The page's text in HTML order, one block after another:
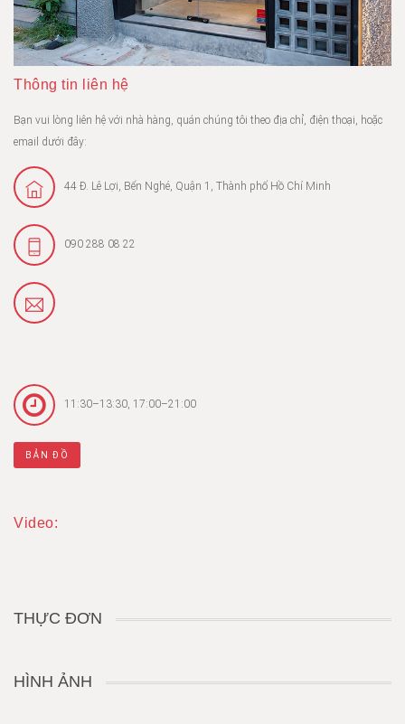
Thông tin liên hệ
Bạn vui lòng liên hệ với nhà hàng, quán chúng tôi theo địa chỉ, điện thoại, hoặc
email dưới đây:
44 Đ. Lê Lợi, Bến Nghé, Quận 1, Thành phố Hồ Chí Minh
090 288 08 22
11:30–13:30, 17:00–21:00
BẢN ĐỒ
Video:
THỰC ĐƠN
HÌNH ẢNH